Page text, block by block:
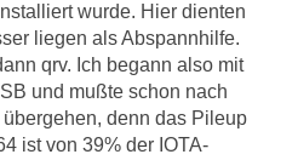
wurde. Hier dienten
liegen als Abspannhilfe.
qrv. Ich begann also mit
und mußte schon nach
denn das Pileup
ist von 39% der IOTA-